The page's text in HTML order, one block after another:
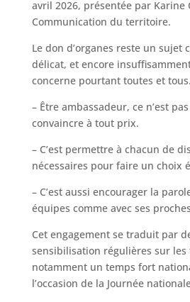
avril 2026, présentée par Karine
Communication du territoire.
Le don d’organes reste un sujet
délicat, et encore
concerne pourtant toutes et tous.
– Être ambassadeur, ce n’est
convaincre à tout prix.
– C’est permettre à chacun de
nécessaires pour faire un choix
– C’est aussi encourager la
équipes comme avec ses
Cet engagement se traduit par
sensibilisation régulières sur les
notamment un temps fort
l’occasion de la Journée